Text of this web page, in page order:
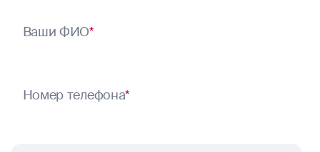
Ваши ФИО*
Номер телефона*